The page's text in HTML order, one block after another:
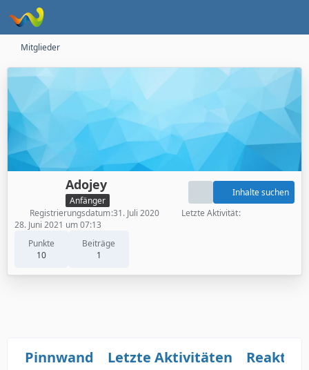
Mitglieder
Adojey
Anfänger
Punkte
10
Beiträge
1
Inhalte suchen
Registrierungsdatum 31. Juli 2020
Letzte Aktivität
28. Juni 2021 um 07:13
Pinnwand Letzte Aktivitäten